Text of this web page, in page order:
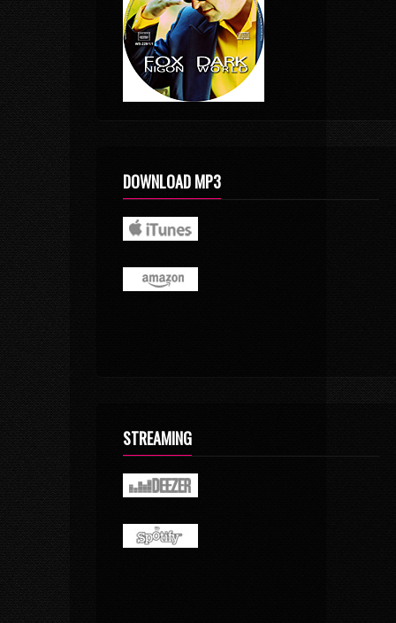
DOWNLOAD MP3
STREAMING